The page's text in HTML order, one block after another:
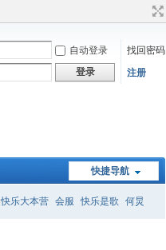
自动登录
找回密码
登录 注册
快捷导航
快乐大本营 会服 快乐是歌 何炅